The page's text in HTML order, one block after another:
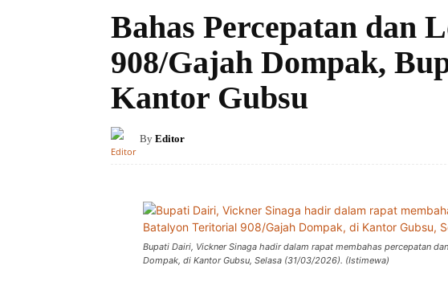
Bahas Percepatan dan
908/Gajah Dompak,
Kantor Gubsu
By Editor
Bupati Dairi, Vickner Sinaga hadir dalam rapat membahas percepatan
Dompak, di Kantor Gubsu, Selasa (31/03/2026). (Istimewa)